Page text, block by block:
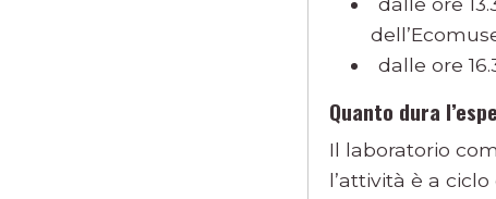
dalle ore
Quanto dura
Il laboratorio
l’attività è a